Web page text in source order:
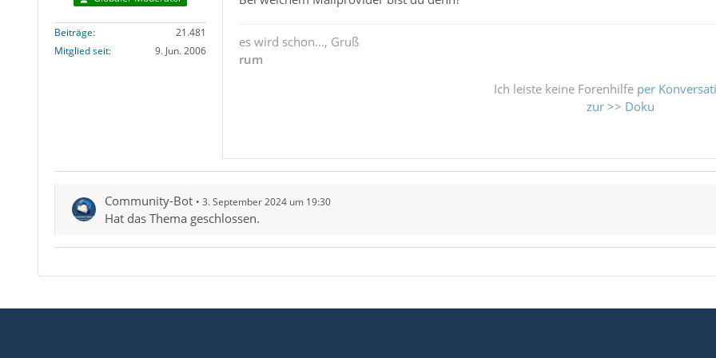
Beiträge
21.481
Mitglied seit
9. Jun. 2006
es wird schon..., Gruß
rum
Ich leiste keine Forenhilfe per
zur >> Doku
Community-Bot 3. September 2024 um 19:30
Hat das Thema geschlossen.